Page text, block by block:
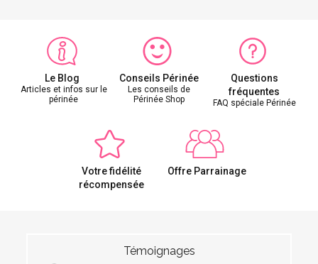
Le Blog
Articles et infos sur le
périnée
Conseils Périnée
Les conseils de
Périnée Shop
Questions
fréquentes
FAQ spéciale Périnée
Votre fidélité
récompensée
Offre Parrainage
Témoignages